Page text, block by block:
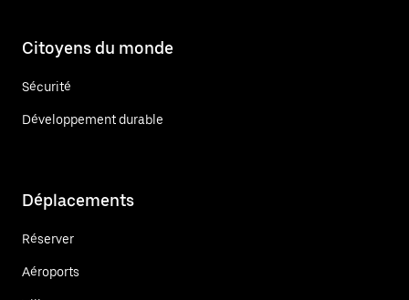
Citoyens du monde
Sécurité
Développement durable
Déplacements
Réserver
Aéroports